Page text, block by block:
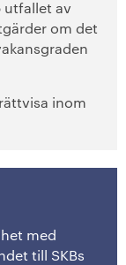
utfallet av
om det
inom
med
till SKBs